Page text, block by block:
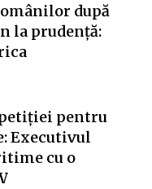
după
la prudență:
pentru
Executivul
cu o